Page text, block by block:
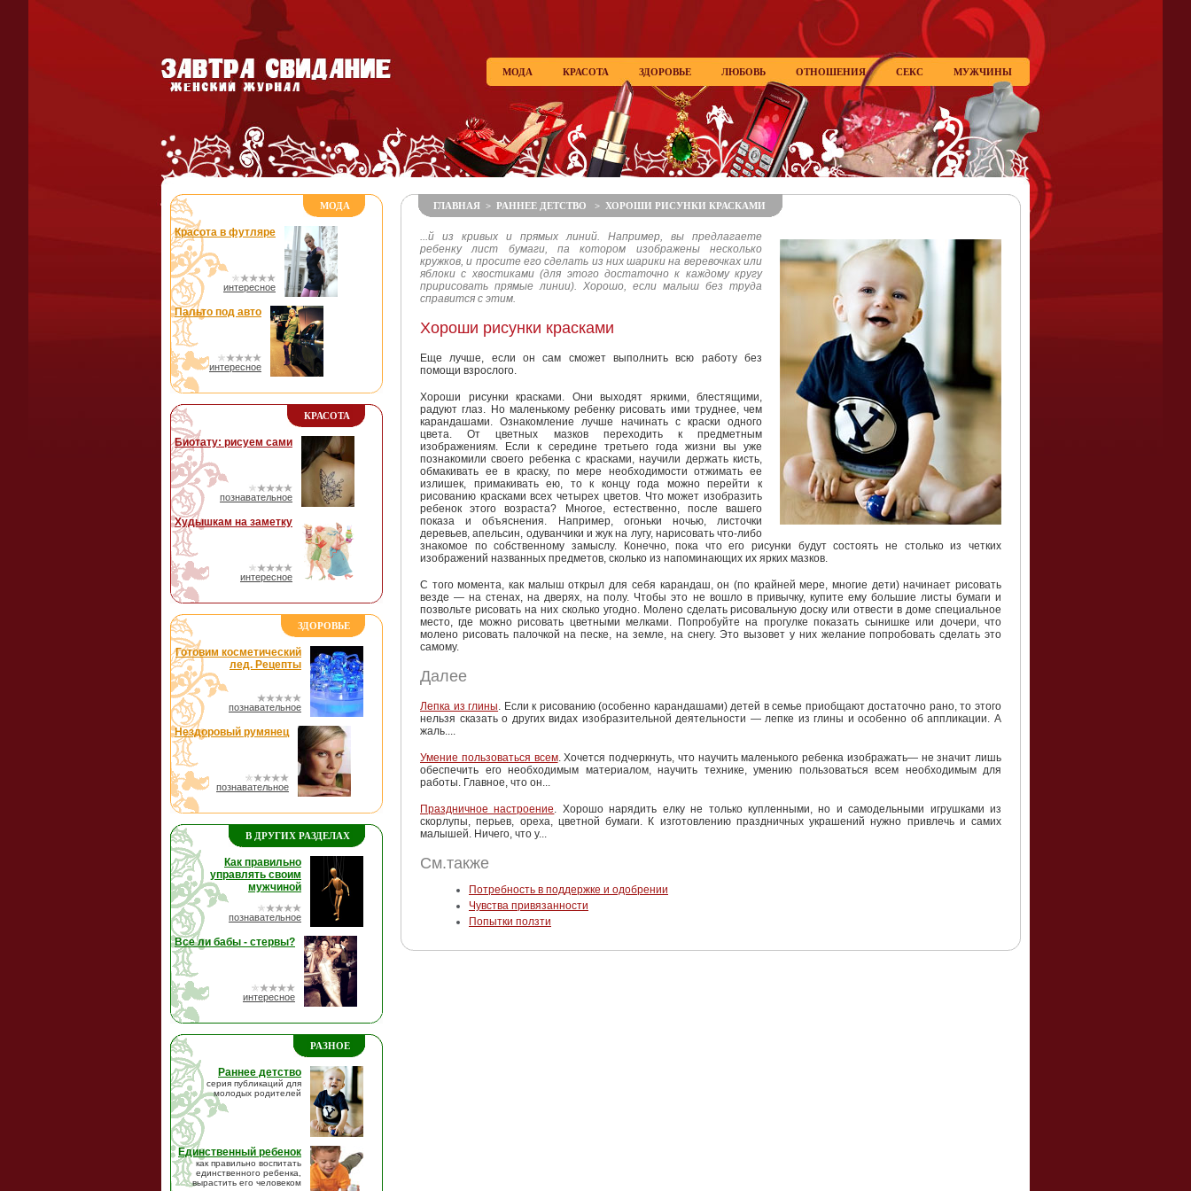
МОДА КРАСОТА ЗДОРОВЬЕ ЛЮБОВЬ ОТНОШЕНИЯ СЕКС МУЖЧИНЫ
МОДА
Красота в футляре
интересное
Пальто под авто
интересное
КРАСОТА
Биотату: рисуем сами
познавательное
Худышкам на заметку
интересное
ЗДОРОВЬЕ
Готовим косметический
лед. Рецепты
познавательное
Нездоровый румянец
познавательное
В ДРУГИХ РАЗДЕЛАХ
Как правильно
управлять своим
мужчиной
познавательное
Все ли бабы - стервы?
интересное
РАЗНОЕ
Раннее детство
серия публикаций для
молодых родителей
Единственный ребенок
как правильно воспитать
единственного ребенка,
вырастить его человеком
ГЛАВНАЯ > РАННЕЕ ДЕТСТВО > ХОРОШИ РИСУНКИ КРАСКАМИ
...й из кривых и прямых линий. Например, вы предлагаете
ребенку лист бумаги, па котором изображены несколько
кружков, и просите его сделать из них шарики на веревочках или
яблоки с хвостиками (для этого достаточно к каждому кругу
пририсовать прямые линии). Хорошо, если малыш без труда
справится с этим.
Хороши рисунки красками
Еще лучше, если он сам сможет выполнить всю работу без
помощи взрослого.
Хороши рисунки красками. Они выходят яркими, блестящими,
радуют глаз. Но маленькому ребенку рисовать ими труднее, чем
карандашами. Ознакомление лучше начинать с краски одного
цвета. От цветных мазков переходить к предметным
изображениям. Если к середине третьего года жизни вы уже
познакомили своего ребенка с красками, научили держать кисть,
обмакивать ее в краску, по мере необходимости отжимать ее
излишек, примакивать ею, то к концу года можно перейти к
рисованию красками всех четырех цветов. Что может изобразить
ребенок этого возраста? Многое, естественно, после вашего
показа и объяснения. Например, огоньки ночью, листочки
деревьев, апельсин, одуванчики и жук на лугу, нарисовать что-либо
знакомое по собственному замыслу. Конечно, пока что его рисунки будут состоять не столько из четких
изображений названных предметов, сколько из напоминающих их ярких мазков.
С того момента, как малыш открыл для себя карандаш, он (по крайней мере, многие дети) начинает рисовать
везде — на стенах, на дверях, на полу. Чтобы это не вошло в привычку, купите ему большие листы бумаги и
позвольте рисовать на них сколько угодно. Молено сделать рисовальную доску или отвести в доме специальное
место, где можно рисовать цветными мелками. Попробуйте на прогулке показать сынишке или дочери, что
молено рисовать палочкой на песке, на земле, на снегу. Это вызовет у них желание попробовать сделать это
самому.
Далее
Лепка из глины. Если к рисованию (особенно карандашами) детей в семье приобщают достаточно рано, то этого
нельзя сказать о других видах изобразительной деятельности — лепке из глины и особенно об аппликации. А
жаль....
Умение пользоваться всем. Хочется подчеркнуть, что научить маленького ребенка изображать— не значит лишь
обеспечить его необходимым материалом, научить технике, умению пользоваться всем необходимым для
работы. Главное, что он...
Праздничное настроение. Хорошо нарядить елку не только купленными, но и самодельными игрушками из
скорлупы, перьев, ореха, цветной бумаги. К изготовлению праздничных украшений нужно привлечь и самих
малышей. Ничего, что у...
См.также
Потребность в поддержке и одобрении
Чувства привязанности
Попытки ползти